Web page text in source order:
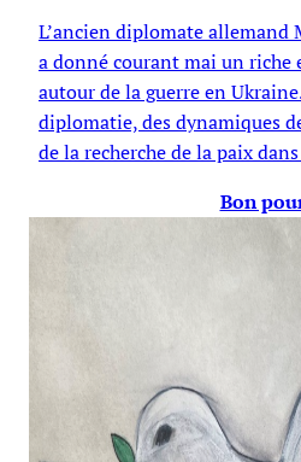
L’ancien diplomate allemand
a donné courant mai un riche
autour de la guerre en
diplomatie, des dynamiques
de la recherche de la paix
Bon